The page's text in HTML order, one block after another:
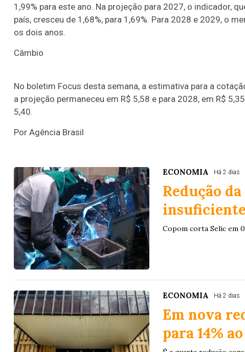
1,99% para este ano. Na projeção para 2027, o indicador,
país, cresceu de 1,68%, para 1,69%. Para 2028 e 2029, o
os dois anos.
Câmbio
No boletim Focus desta semana, a estimativa para a
a projeção permaneceu em R$ 5,58 e para 2028, em R$
5,40.
Por Agência Brasil
ECONOMIA Há 2 dias
Redução
Copom corta Selic em
ECONOMIA Há 2 dias
Em nova
para 14%